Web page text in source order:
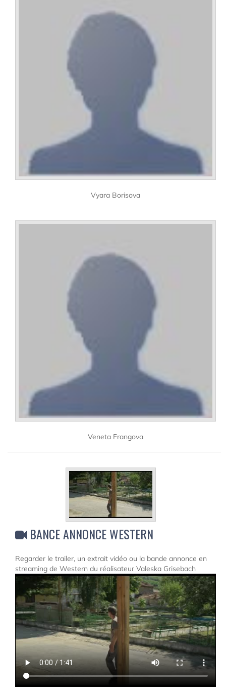
Vyara Borisova
Veneta Frangova
BANCE ANNONCE WESTERN
Regarder le trailer, un extrait vidéo ou la bande annonce en
streaming de Western du réalisateur Valeska Grisebach